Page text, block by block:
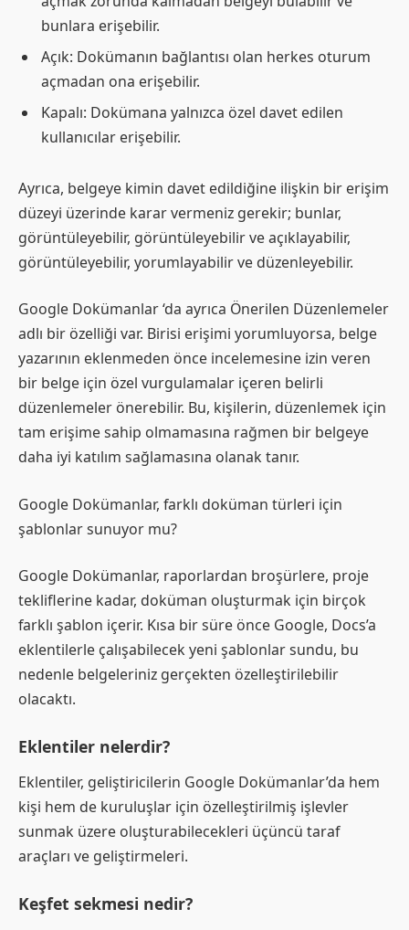
bunlara erişebilir.
Açık: Dokümanın bağlantısı olan herkes oturum
açmadan ona erişebilir.
Kapalı: Dokümana yalnızca özel davet edilen
kullanıcılar erişebilir.
Ayrıca, belgeye kimin davet edildiğine ilişkin bir erişim
düzeyi üzerinde karar vermeniz gerekir; bunlar,
görüntüleyebilir, görüntüleyebilir ve açıklayabilir,
görüntüleyebilir, yorumlayabilir ve düzenleyebilir.
Google Dokümanlar ‘da ayrıca Önerilen Düzenlemeler
adlı bir özelliği var. Birisi erişimi yorumluyorsa, belge
yazarının eklenmeden önce incelemesine izin veren
bir belge için özel vurgulamalar içeren belirli
düzenlemeler önerebilir. Bu, kişilerin, düzenlemek için
tam erişime sahip olmamasına rağmen bir belgeye
daha iyi katılım sağlamasına olanak tanır.
Google Dokümanlar, farklı doküman türleri için
şablonlar sunuyor mu?
Google Dokümanlar, raporlardan broşürlere, proje
tekliflerine kadar, doküman oluşturmak için birçok
farklı şablon içerir. Kısa bir süre önce Google, Docs’a
eklentilerle çalışabilecek yeni şablonlar sundu, bu
nedenle belgeleriniz gerçekten özelleştirilebilir
olacaktı.
Eklentiler nelerdir?
Eklentiler, geliştiricilerin Google Dokümanlar’da hem
kişi hem de kuruluşlar için özelleştirilmiş işlevler
sunmak üzere oluşturabilecekleri üçüncü taraf
araçları ve geliştirmeleri.
Keşfet sekmesi nedir?